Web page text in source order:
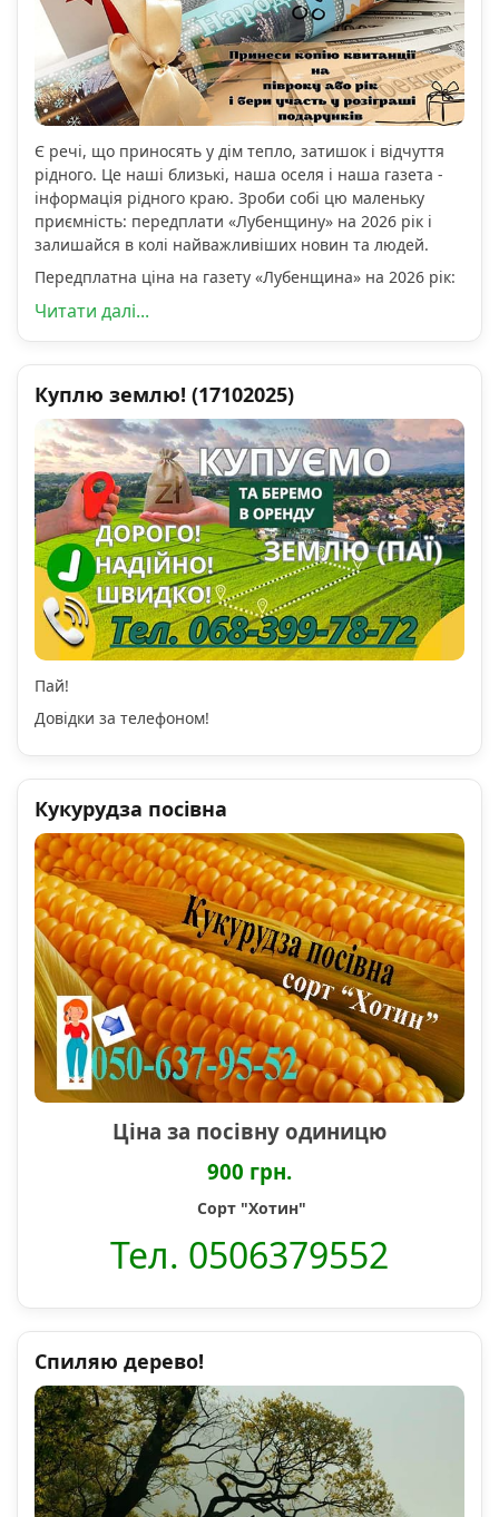
Є речі, що приносять у дім тепло, затишок і відчуття
рідного. Це наші близькі, наша оселя і наша газета -
інформація рідного краю. Зроби собі цю маленьку
приємність: передплати «Лубенщину» на 2026 рік і
залишайся в колі найважливіших новин та людей.
Передплатна ціна на газету «Лубенщина» на 2026 рік:
Читати далі...
Куплю землю! (17102025)
Пай!
Довідки за телефоном!
Кукурудза посівна
Ціна за посівну одиницю
900 грн.
Сорт "Хотин"
Тел. 0506379552
Спиляю дерево!